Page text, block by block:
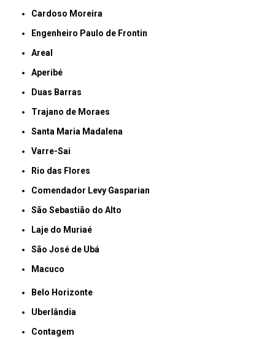
Cardoso Moreira
Engenheiro Paulo de Frontin
Areal
Aperibé
Duas Barras
Trajano de Moraes
Santa Maria Madalena
Varre-Sai
Rio das Flores
Comendador Levy Gasparian
São Sebastião do Alto
Laje do Muriaé
São José de Ubá
Macuco
Belo Horizonte
Uberlândia
Contagem